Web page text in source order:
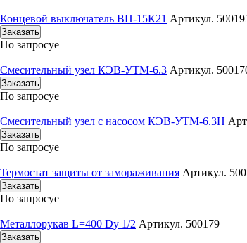
Концевой выключатель ВП-15К21 Артикул.
Заказать
По запросуе
Смесительный узел КЭВ-УТМ-6.3 Артикул.
Заказать
По запросуе
Смесительный узел с насосом КЭВ-УТМ-6.3Н
Заказать
По запросуе
Термостат защиты от замораживания Артикул.
Заказать
По запросуе
Металлорукав L=400 Dy 1/2 Артикул. 500179
Заказать